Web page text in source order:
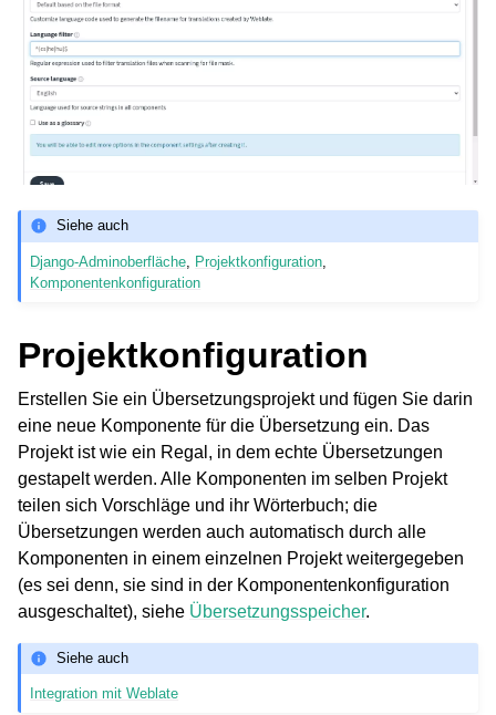
Siehe auch
Django-Adminoberfläche Projektkonfiguration
Komponentenkonfiguration
Projektkonfiguration
Erstellen Sie ein Übersetzungsprojekt und fügen Sie darin
eine neue Komponente für die Übersetzung ein. Das
Projekt ist wie ein Regal, in dem echte Übersetzungen
gestapelt werden. Alle Komponenten im selben Projekt
teilen sich Vorschläge und ihr Wörterbuch; die
Übersetzungen werden auch automatisch durch alle
Komponenten in einem einzelnen Projekt weitergegeben
(es sei denn, sie sind in der Komponentenkonfiguration
ausgeschaltet), siehe Übersetzungsspeicher.
Siehe auch
Integration mit Weblate